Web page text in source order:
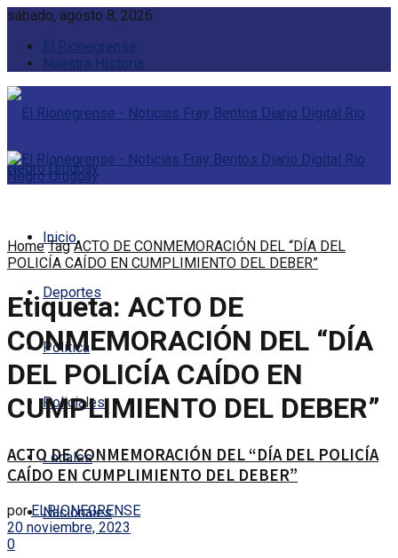
sábado, agosto 8, 2026
El Rionegrense
Nuestra Historia
Inicio
Deportes
Política
Policiales
Locales
Nacionales
Home Tag ACTO DE CONMEMORACIÓN DEL “DÍA DEL
POLICÍA CAÍDO EN CUMPLIMIENTO DEL DEBER”
Etiqueta: ACTO DE
CONMEMORACIÓN DEL “DÍA
DEL POLICÍA CAÍDO EN
CUMPLIMIENTO DEL DEBER”
ACTO DE CONMEMORACIÓN DEL “DÍA DEL POLICÍA
CAÍDO EN CUMPLIMIENTO DEL DEBER”
por ELRIONEGRENSE
20 noviembre, 2023
0